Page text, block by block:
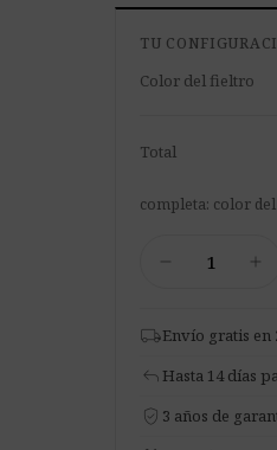
TU
Color del fieltro
Total
completa: color
Acústico
S.3
add
local_shippingEnvío gratis en
reply Hasta 14 días
verified_user 3 años de